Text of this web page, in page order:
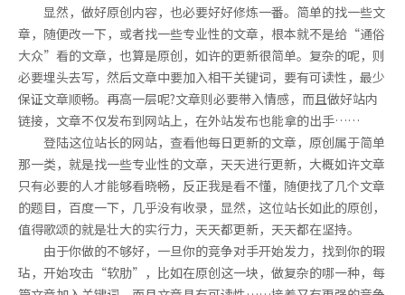
显然，做好原创内容，也必要好好修炼一番。简单的找一些文
章，随便改一下，或者找一些专业性的文章，根本就不是给“通俗
大众”看的文章，也算是原创，如许的更新很简单。复杂的呢，则
必要埋头去写，然后文章中要加入相干关键词，要有可读性，最少
保证文章顺畅。再高一层呢?文章则必要带入情感，而且做好站内
链接，文章不仅发布到网站上，在外站发布也能拿的出手……
登陆这位站长的网站，查看他每日更新的文章，原创属于简单
那一类，就是找一些专业性的文章，天天进行更新，大概如许文章
只有必要的人才能够看晓畅，反正我是看不懂，随便找了几个文章
的题目，百度一下，几乎没有收录，显然，这位站长如此的原创，
值得歌颂的就是壮大的实行力，天天都更新，天天都在坚持。
由于你做的不够好，一旦你的竞争对手开始发力，找到你的瑕
玷，开始攻击“软肋”，比如在原创这一块，做复杂的哪一种，每